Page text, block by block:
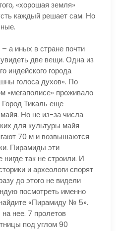
«хорошая земля»
каждый решает сам. Но
а иных в стране почти
две вещи. Одна из
индейского города
голоса духов». По
«мегаполисе» проживало
Тикаль еще
Но не из-за числа
для культуры майя
70 м и возвышаются
Пирамиды эти
так не строили. И
и археологи спорят
до этого не видели
посмотреть именно
«Пирамиду № 5».
нее. 7 пролетов
под углом 90